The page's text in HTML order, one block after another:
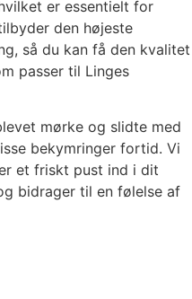
er essentielt for
den højeste
så du kan få den kvalitet
passer til Linges
mørke og slidte med
bekymringer fortid. Vi
et friskt pust ind i dit
bidrager til en følelse af